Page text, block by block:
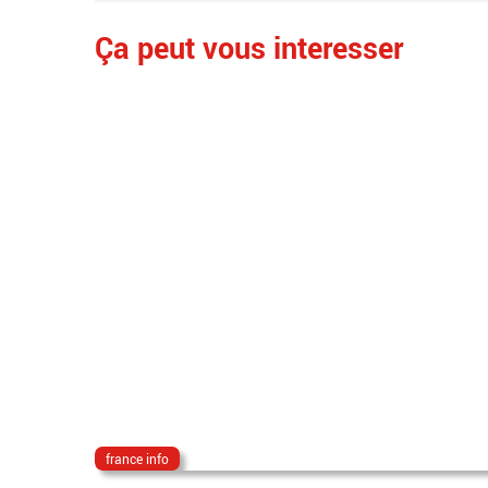
Ça peut vous interesser
france info